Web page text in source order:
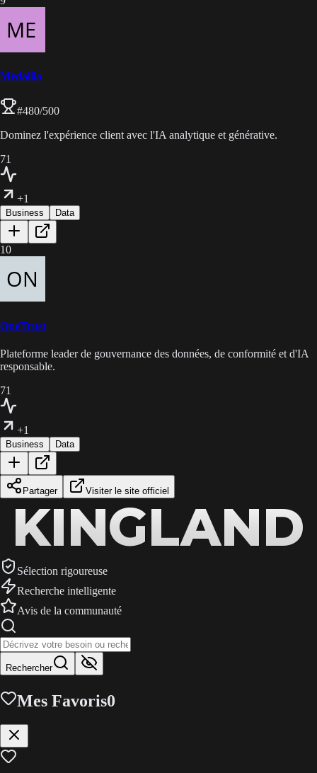
Medallia
#480/500
Dominez l'expérience client avec l'IA analytique et générative.
71
+1
Business Data
10
OneTrust
Plateforme leader de gouvernance des données, de conformité et d'IA
responsable.
71
+1
Business Data
Partager Visiter le site officiel
KINGLAND
KINGLAND
KINGLAND
Sélection rigoureuse
Recherche intelligente
Avis de la communauté
Rechercher
Mes Favoris0